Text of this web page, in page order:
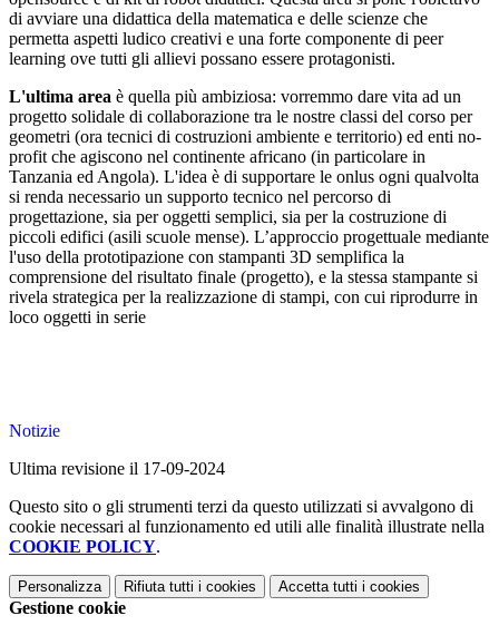
di avviare una didattica della matematica e delle scienze che
permetta aspetti ludico creativi e una forte componente di peer
learning ove tutti gli allievi possano essere protagonisti.
L'ultima area è quella più ambiziosa: vorremmo dare vita ad un
progetto solidale di collaborazione tra le nostre classi del corso per
geometri (ora tecnici di costruzioni ambiente e territorio) ed enti no-
profit che agiscono nel continente africano (in particolare in
Tanzania ed Angola). L'idea è di supportare le onlus ogni qualvolta
si renda necessario un supporto tecnico nel percorso di
progettazione, sia per oggetti semplici, sia per la costruzione di
piccoli edifici (asili scuole mense). L’approccio progettuale mediante
l'uso della prototipazione con stampanti 3D semplifica la
comprensione del risultato finale (progetto), e la stessa stampante si
rivela strategica per la realizzazione di stampi, con cui riprodurre in
loco oggetti in serie
Notizie
Ultima revisione il 17-09-2024
Questo sito o gli strumenti terzi da questo utilizzati si avvalgono di
cookie necessari al funzionamento ed utili alle finalità illustrate nella
COOKIE POLICY.
Personalizza Rifiuta tutti i cookies Accetta tutti i cookies
Gestione cookie